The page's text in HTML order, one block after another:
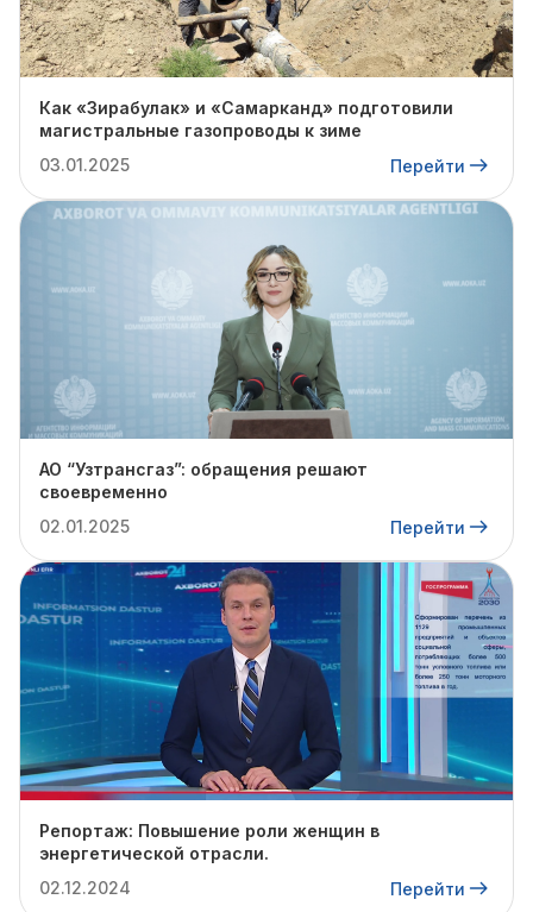
Как «Зирабулак» и «Самарканд» подготовили
магистральные газопроводы к зиме
03.01.2025
Перейти
АО “Узтрансгаз”: обращения решают
своевременно
02.01.2025
Перейти
Репортаж: Повышение роли женщин в
энергетической отрасли.
02.12.2024
Перейти